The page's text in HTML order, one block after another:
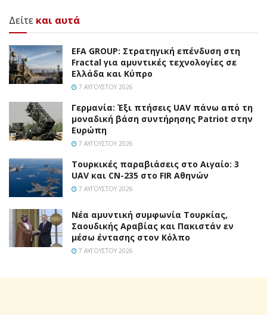
Δείτε και αυτά
EFA GROUP: Στρατηγική επένδυση στη
Fractal για αμυντικές τεχνολογίες σε
Ελλάδα και Κύπρο
7 ΑΥΓΟΎΣΤΟΥ 2026
Γερμανία: Έξι πτήσεις UAV πάνω από τη
μοναδική βάση συντήρησης Patriot στην
Ευρώπη
7 ΑΥΓΟΎΣΤΟΥ 2026
Τουρκικές παραβιάσεις στο Αιγαίο: 3
UAV και CN-235 στο FIR Αθηνών
7 ΑΥΓΟΎΣΤΟΥ 2026
Νέα αμυντική συμφωνία Τουρκίας,
Σαουδικής Αραβίας και Πακιστάν εν
μέσω έντασης στον Κόλπο
7 ΑΥΓΟΎΣΤΟΥ 2026